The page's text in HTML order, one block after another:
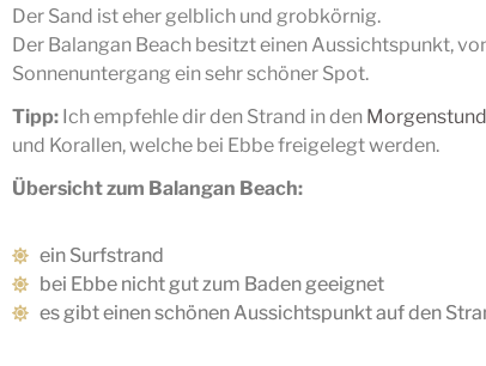
Der Sand ist eher gelblich und grobkörnig.
Der Balangan Beach besitzt einen Aussichtspunkt,
Sonnenuntergang ein sehr schöner Spot.
Tipp: Ich empfehle dir den Strand in den
und Korallen, welche bei Ebbe freigelegt werden.
Übersicht zum Balangan Beach:
ein Surfstrand
bei Ebbe nicht gut zum Baden geeignet
es gibt einen schönen Aussichtspunkt auf den